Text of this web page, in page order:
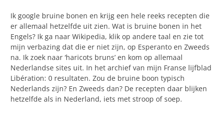
Ik google bruine bonen en krijg een hele reeks recepten die
er allemaal hetzelfde uit zien. Wat is bruine bonen in het
Engels? Ik ga naar Wikipedia, klik op andere taal en zie tot
mijn verbazing dat die er niet zijn, op Esperanto en Zweeds
na. Ik zoek naar ‘haricots bruns’ en kom op allemaal
Nederlandse sites uit. In het archief van mijn Franse lijfblad
Libération: 0 resultaten. Zou de bruine boon typisch
Nederlands zijn? En Zweeds dan? De recepten daar blijken
hetzelfde als in Nederland, iets met stroop of soep.